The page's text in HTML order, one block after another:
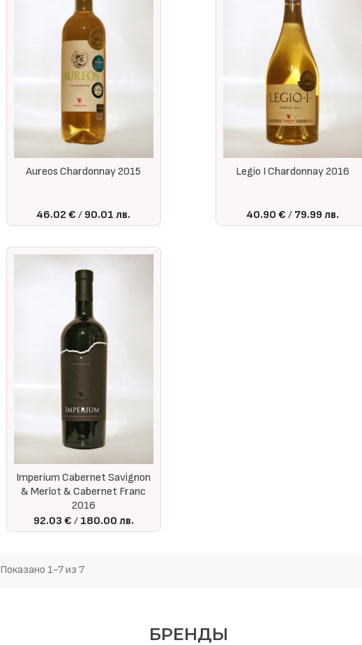
Aureos Chardonnay 2015
46.02 € 90.01 лв.
Legio I Chardonnay 2016
40.90 € 79.99 лв.
Imperium Cabernet Savignon
& Merlot & Cabernet Franc
2016
92.03 €
180.00 лв.
Показано 1-7 из 7
БРЕНДЫ